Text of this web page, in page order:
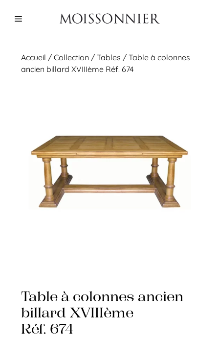
Menu
Accueil /Collection /Tables / Table à colonnes
ancien billard XVIIIème Réf. 674
Table à colonnes ancien
billard XVIIIème
Réf. 674